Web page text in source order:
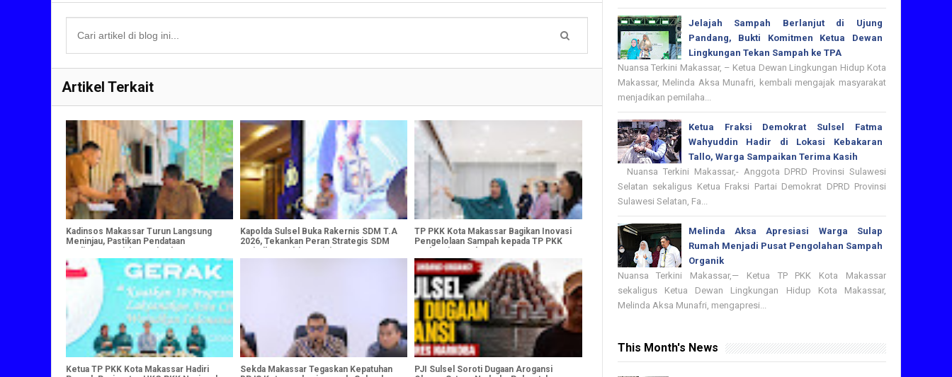
Artikel Terkait
Kadinsos Makassar Turun Langsung
Meninjau, Pastikan Pendataan
Kapolda Sulsel Buka Rakernis SDM T.A
2026, Tekankan Peran Strategis SDM
TP PKK Kota Makassar Bagikan Inovasi
Pengelolaan Sampah kepada TP PKK
Ketua TP PKK Kota Makassar Hadiri
Sekda Makassar Tegaskan Kepatuhan
PJI Sulsel Soroti Dugaan Arogansi
Jelajah Sampah Berlanjut di Ujung
Pandang, Bukti Komitmen Ketua Dewan
Lingkungan Tekan Sampah ke TPA
Nuansa Terkini Makassar, – Ketua Dewan Lingkungan Hidup Kota
Makassar, Melinda Aksa Munafri, kembali mengajak masyarakat
menjadikan pemilaha...
Ketua Fraksi Demokrat Sulsel Fatma
Wahyuddin Hadir di Lokasi Kebakaran
Tallo, Warga Sampaikan Terima Kasih
Nuansa Terkini Makassar,- Anggota DPRD Provinsi Sulawesi
Selatan sekaligus Ketua Fraksi Partai Demokrat DPRD Provinsi
Sulawesi Selatan, Fa...
Melinda Aksa Apresiasi Warga Sulap
Rumah Menjadi Pusat Pengolahan Sampah
Organik
Nuansa Terkini Makassar,— Ketua TP PKK Kota Makassar
sekaligus Ketua Dewan Lingkungan Hidup Kota Makassar,
Melinda Aksa Munafri, mengapresi...
This Month's News